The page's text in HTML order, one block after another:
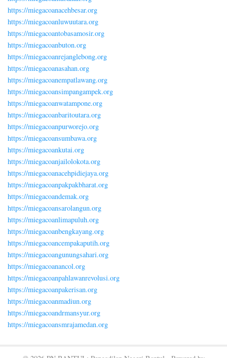
https://miegacoanacehbesar.org
https://miegacoanluwuutara.org
https://miegacoantobasamosir.org
https://miegacoanbuton.org
https://miegacoanrejanglebong.org
https://miegacoanasahan.org
https://miegacoanempatlawang.org
https://miegacoansimpangampek.org
https://miegacoanwatampone.org
https://miegacoanbaritoutara.org
https://miegacoanpurworejo.org
https://miegacoansumbawa.org
https://miegacoankutai.org
https://miegacoanjailolokota.org
https://miegacoanacehpidiejaya.org
https://miegacoanpakpakbharat.org
https://miegacoandemak.org
https://miegacoansarolangun.org
https://miegacoanlimapuluh.org
https://miegacoanbengkayang.org
https://miegacoancempakaputih.org
https://miegacoangunungsahari.org
https://miegacoanancol.org
https://miegacoanpahlawanrevolusi.org
https://miegacoanpakerisan.org
https://miegacoanmadiun.org
https://miegacoandrmansyur.org
https://miegacoansmrajamedan.org